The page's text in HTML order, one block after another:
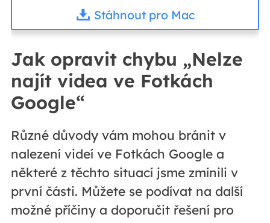
Stáhnout pro Mac
Jak opravit chybu „Nelze
najít videa ve Fotkách
Google“
Různé důvody vám mohou bránit v
nalezení videí ve Fotkách Google a
některé z těchto situací jsme zmínili v
první části. Můžete se podívat na další
možné příčiny a doporučit řešení pro